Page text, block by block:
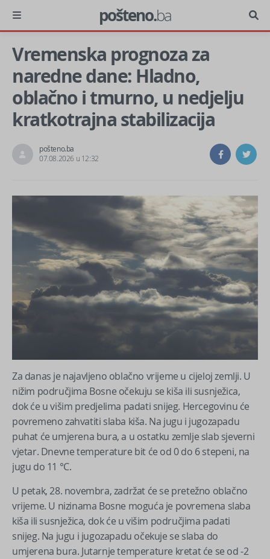
pošteno.ba
Vremenska prognoza za
naredne dane: Hladno,
oblačno i tmurno, u nedjelju
kratkotrajna stabilizacija
pošteno.ba
07.08.2026 u 12:32
Za danas je najavljeno oblačno vrijeme u cijeloj zemlji. U
nižim područjima Bosne očekuju se kiša ili susnježica,
dok će u višim predjelima padati snijeg. Hercegovinu će
povremeno zahvatiti slaba kiša. Na jugu i jugozapadu
puhat će umjerena bura, a u ostatku zemlje slab sjeverni
vjetar. Dnevne temperature bit će od 0 do 6 stepeni, na
jugu do 11 °C.
U petak, 28. novembra, zadržat će se pretežno oblačno
vrijeme. U nizinama Bosne moguća je povremena slaba
kiša ili susnježica, dok će u višim područjima padati
snijeg. Na jugu i jugozapadu očekuje se slaba do
umjerena bura. Jutarnje temperature kretat će se od -2